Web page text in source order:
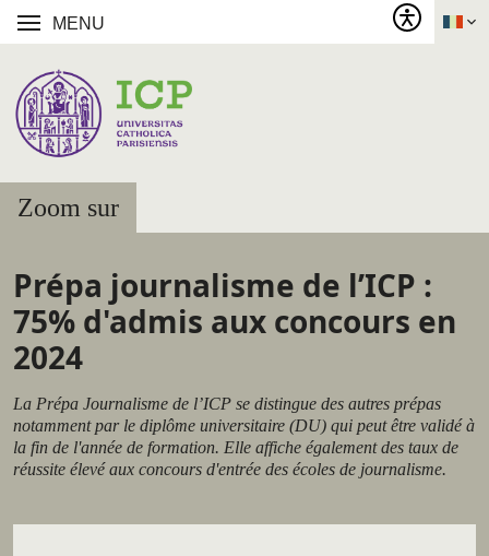
MENU
Zoom sur
Prépa journalisme de l’ICP :
75% d'admis aux concours en
2024
La Prépa Journalisme de l’ICP se distingue des autres prépas
notamment par le diplôme universitaire (DU) qui peut être validé à
la fin de l'année de formation. Elle affiche également des taux de
réussite élevé aux concours d'entrée des écoles de journalisme.